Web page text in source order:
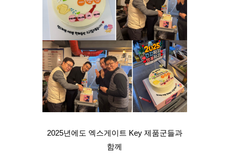
2025년에도 엑스게이트 Key 제품군들과
함께